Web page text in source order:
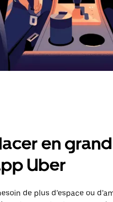
en
Uber
de plus d’espace ou